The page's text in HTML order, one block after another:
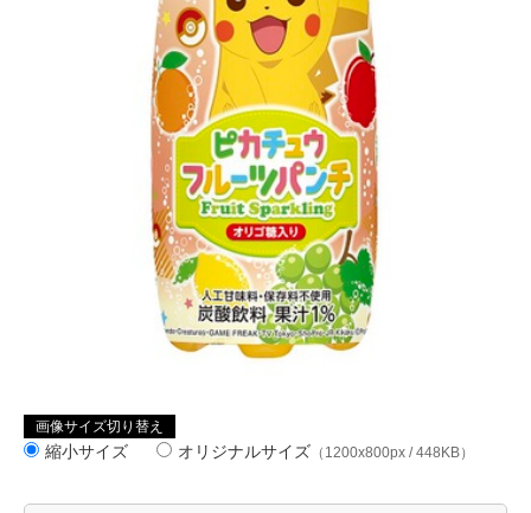
画像サイズ切り替え
縮小サイズ オリジナルサイズ （1200x800px / 448KB）